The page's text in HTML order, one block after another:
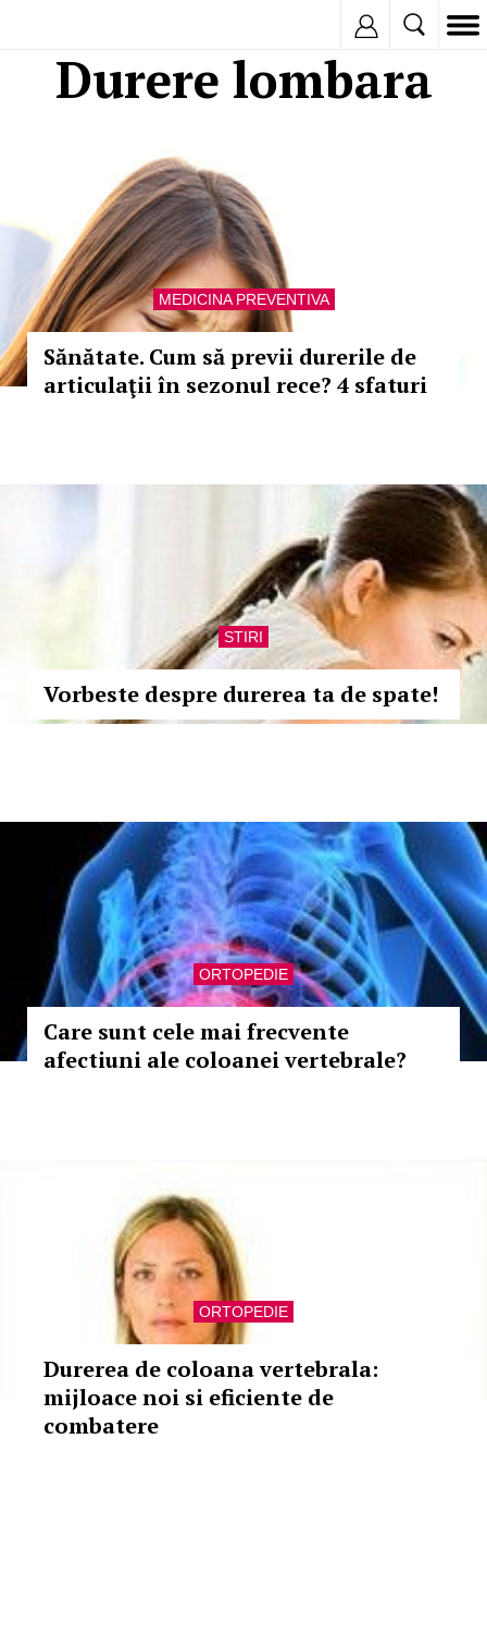
Durere lombara
MEDICINA PREVENTIVA
Sănătate. Cum să previi durerile de
articulaţii în sezonul rece? 4 sfaturi
STIRI
Vorbeste despre durerea ta de spate!
ORTOPEDIE
Care sunt cele mai frecvente
afectiuni ale coloanei vertebrale?
ORTOPEDIE
Durerea de coloana vertebrala:
mijloace noi si eficiente de
combatere